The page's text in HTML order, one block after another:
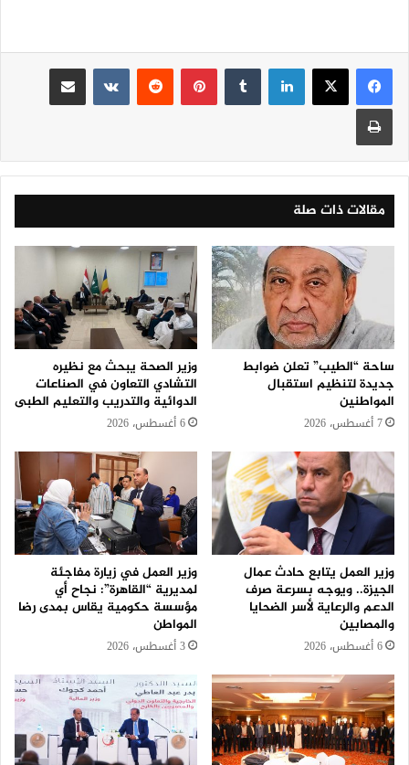
لينكدإن بينتيريست
مقالات ذات صلة
ساحة “الطيب” تعلن ضوابط
جديدة لتنظيم استقبال
المواطنين
7 أغسطس، 2026
وزير الصحة يبحث مع نظيره
التشادي التعاون في الصناعات
الدوائية والتدريب والتعليم الطبى
6 أغسطس، 2026
وزير العمل يتابع حادث عمال
الجيزة.. ويوجه بسرعة صرف
الدعم والرعاية لأسر الضحايا
والمصابين
6 أغسطس، 2026
وزير العمل في زيارة مفاجئة
لمديرية “القاهرة”: نجاح أي
مؤسسة حكومية يقاس بمدى رضا
المواطن
3 أغسطس، 2026